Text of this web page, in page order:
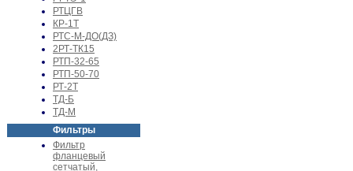
РТЦГВ
КР-1Т
РТС-М-ДО(ДЗ)
2РТ-ТК15
РТП-32-65
РТП-50-70
РТ-2Т
ТД-Б
ТД-М
Фильтры
Фильтр
фланцевый
сетчатый,